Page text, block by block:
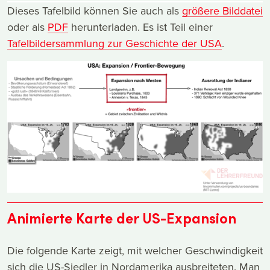
Dieses Tafelbild können Sie auch als größere Bilddatei
oder als PDF herunterladen. Es ist Teil einer
Tafelbildersammlung zur Geschichte der USA.
Animierte Karte der US-Expansion
Die folgende Karte zeigt, mit welcher Geschwindigkeit
sich die US-Siedler in Nordamerika ausbreiteten. Man